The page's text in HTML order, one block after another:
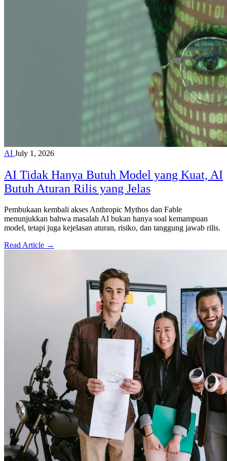
AI July 1, 2026
AI Tidak Hanya Butuh Model yang Kuat, AI
Butuh Aturan Rilis yang Jelas
Pembukaan kembali akses Anthropic Mythos dan Fable
menunjukkan bahwa masalah AI bukan hanya soal kemampuan
model, tetapi juga kejelasan aturan, risiko, dan tanggung jawab rilis.
Read Article →